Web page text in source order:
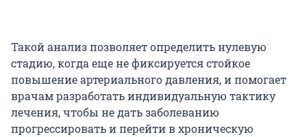
Такой анализ позволяет определить нулевую
стадию, когда еще не фиксируется стойкое
повышение артериального давления, и помогает
врачам разработать индивидуальную тактику
лечения, чтобы не дать заболеванию
прогрессировать и перейти в хроническую